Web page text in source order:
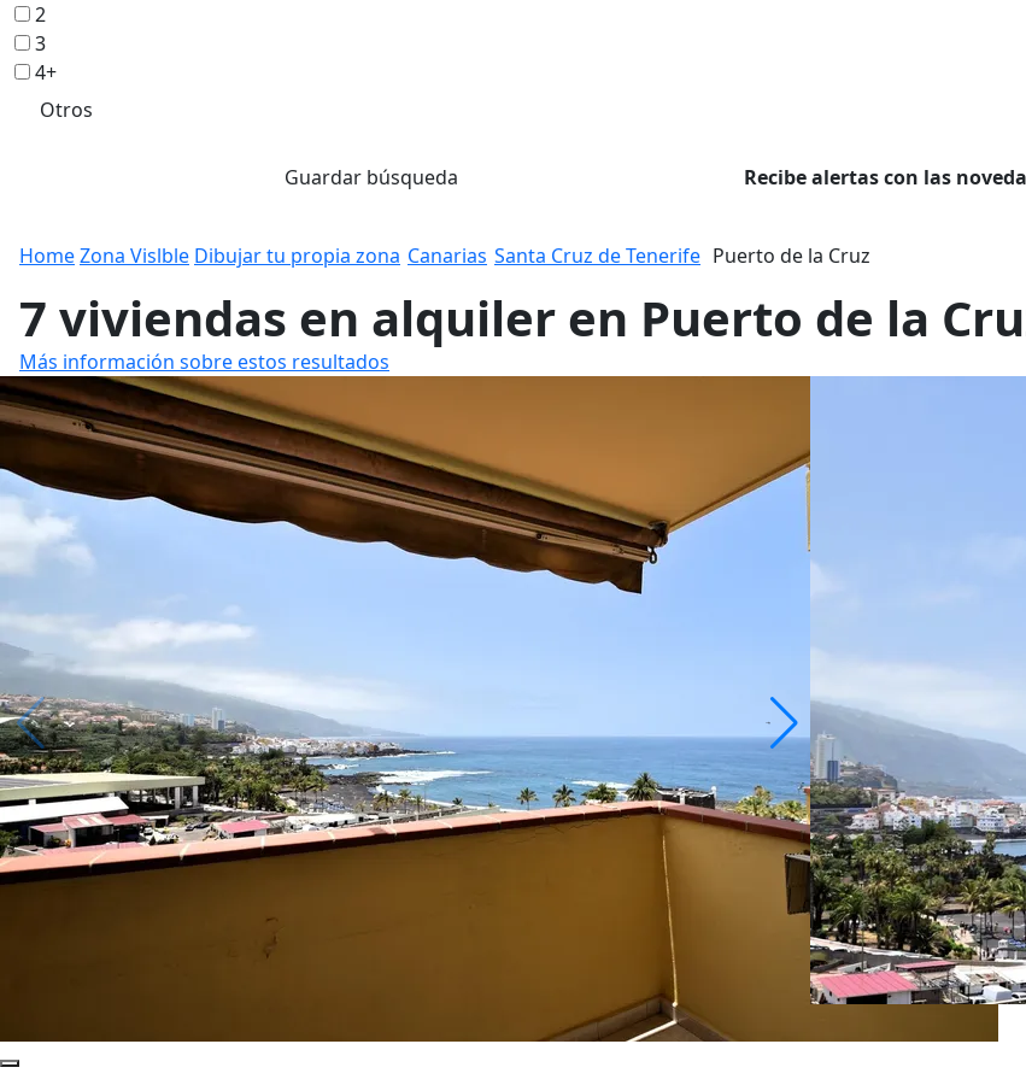
2
3
4+
Otros
Guardar búsqueda Recibe alertas con las
HomeZona Vislble Dibujar tu propia zona Canarias Santa Cruz de Tenerife Puerto de la Cruz
7 viviendas en alquiler en Puerto de la
Más información sobre estos resultados